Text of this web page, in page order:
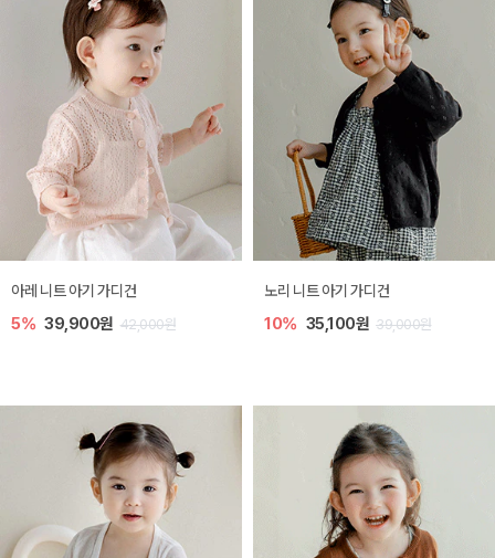
[SIZE ~6Y] 로메이 라운지 셋업
10% 23,400원 26,000원
밀라 아기 원피스
20% 27,200원 34,000원